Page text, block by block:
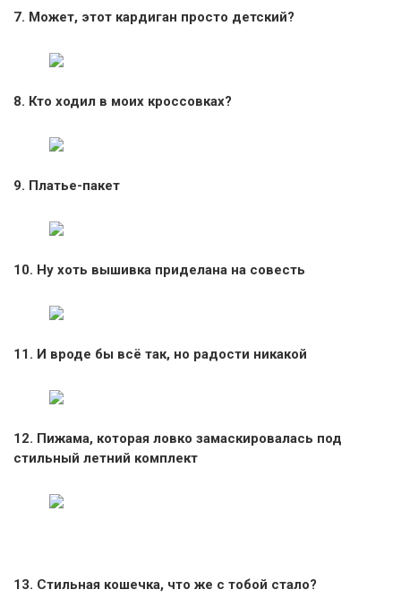
7. Может, этот кардиган просто детский?
8. Кто ходил в моих кроссовках?
9. Платье-пакет
10. Ну хоть вышивка приделана на совесть
11. И вроде бы всё так, но радости никакой
12. Пижама, которая ловко замаскировалась под
стильный летний комплект
13. Стильная кошечка, что же с тобой стало?